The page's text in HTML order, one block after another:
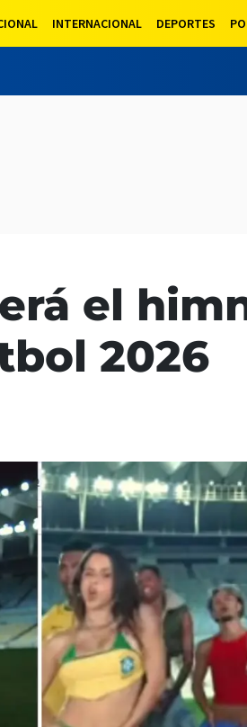
INTERNACIONAL DEPORTES
el
2026